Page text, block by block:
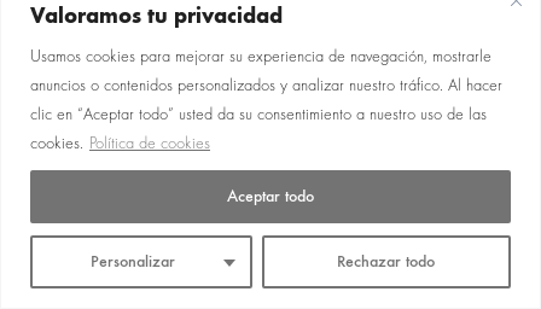
Valoramos tu privacidad
Usamos cookies para mejorar su experiencia de navegación, mostrarle
anuncios o contenidos personalizados y analizar nuestro tráfico. Al hacer
clic en “Aceptar todo” usted da su consentimiento a nuestro uso de las
cookies. Política de cookies
Personalizar Rechazar todo
Aceptar todo
© Copyright 2026 — Enmedio Studio